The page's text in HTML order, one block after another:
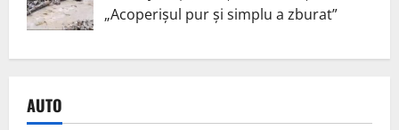
„Acoperișul pur și simplu a zburat”
AUTO